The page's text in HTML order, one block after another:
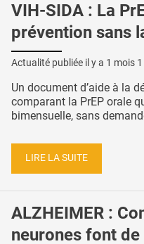
VIH-SIDA : La
prévention sans
Actualité publiée il y a 1 mois
Un document d’aide à la
comparant la PrEP orale
bimensuelle, sans
LIRE LA SUITE
ALZHEIMER :
neurones font